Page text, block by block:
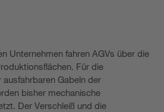
Unternehmen fahren AGVs über die
Für die
Gabeln der
bisher mechanische
Der Verschleiß und die